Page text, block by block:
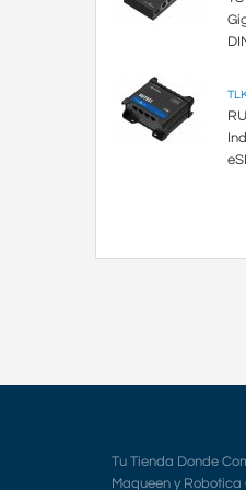
Tu Tienda Donde
Maqueen y Robotica